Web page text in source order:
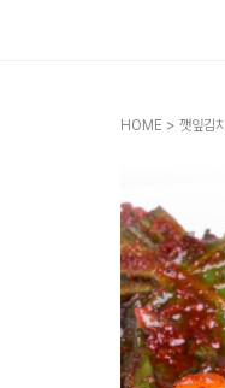
HOME > 깻잎김치